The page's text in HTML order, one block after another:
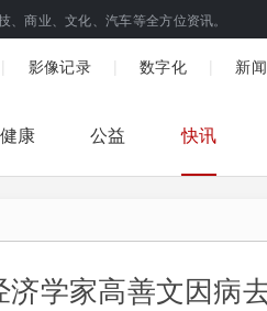
商业、文化、汽车等全方位资讯。
影像记录 数字化 新闻
健康 公益 快讯
学家高善文因病